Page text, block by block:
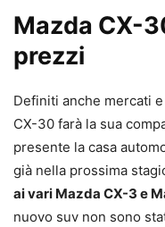
Mazda CX-
prezzi
Definiti anche mercati
CX-30 farà la sua
presente la casa
già nella prossima
ai vari Mazda CX-3 e
nuovo suv non sono